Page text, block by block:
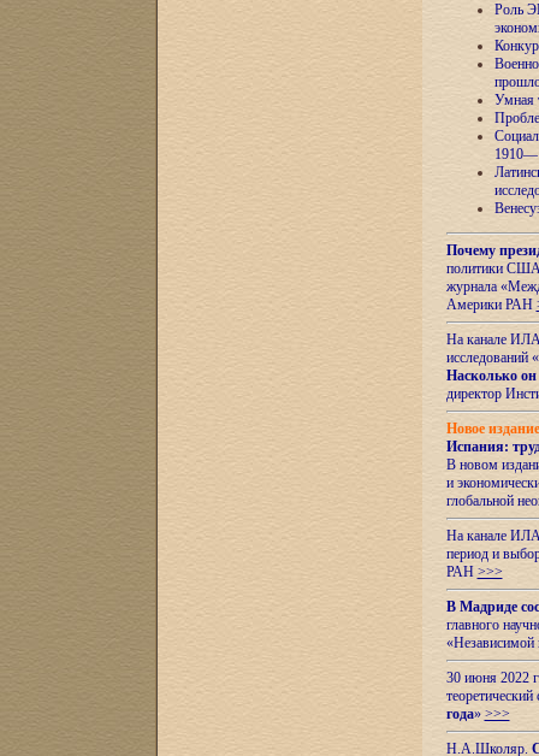
Роль
Умная
Почему
политики США
журнала
Америки РАН
На канале ИЛА
исследований «
Насколько он
директор
Новое
Испания:
В новом
и
глобальной
На канале
период и
РАН >>>
В Мадриде
главного
«Независимой
30 июня 2022
года» >>>
Н.А.Школяр.